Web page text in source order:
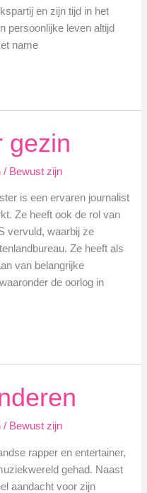
en zijn tijd in het
persoonlijke leven altijd
name
gezin
/ Bewust zijn
is een ervaren journalist
Ze heeft ook de rol van
vervuld, waarbij ze
Ze heeft als
van belangrijke
de oorlog in
/ Bewust zijn
rapper en entertainer,
gehad. Naast
aandacht voor zijn